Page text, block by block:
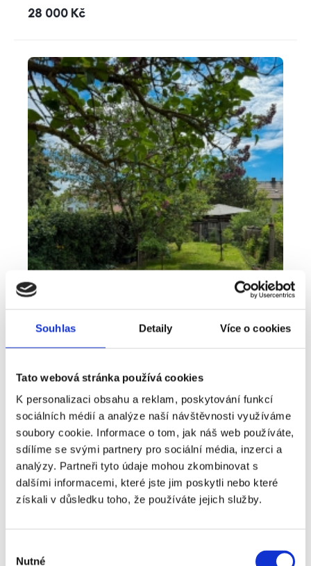
Souhlas Detaily Více o cookies
Tato webová stránka používá cookies
K personalizaci obsahu a reklam, poskytování funkcí
sociálních médií a analýze naší návštěvnosti využíváme
soubory cookie. Informace o tom, jak náš web používáte,
sdílíme se svými partnery pro sociální média, inzerci a
analýzy. Partneři tyto údaje mohou zkombinovat s
dalšími informacemi, které jste jim poskytli nebo které
získali v důsledku toho, že používáte jejich služby.
Nutné
cena
28 000 Kč
Bydlení, které nabízí víc než běžný byt -
pronájem 2+kk 41 m², Plzeň - Lobzy
Typ nabídky
Pronájem
Typ nemovitosti
Byt
rozměry
dispozice
cena
14 000